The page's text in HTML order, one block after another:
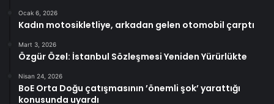
Ocak 6, 2026
Kadın motosikletliye, arkadan gelen otomobil çarptı
Mart 3, 2026
Özgür Özel: İstanbul Sözleşmesi Yeniden Yürürlükte
Nisan 24, 2026
BoE Orta Doğu çatışmasının ’önemli şok’ yarattığı
konusunda uyardı